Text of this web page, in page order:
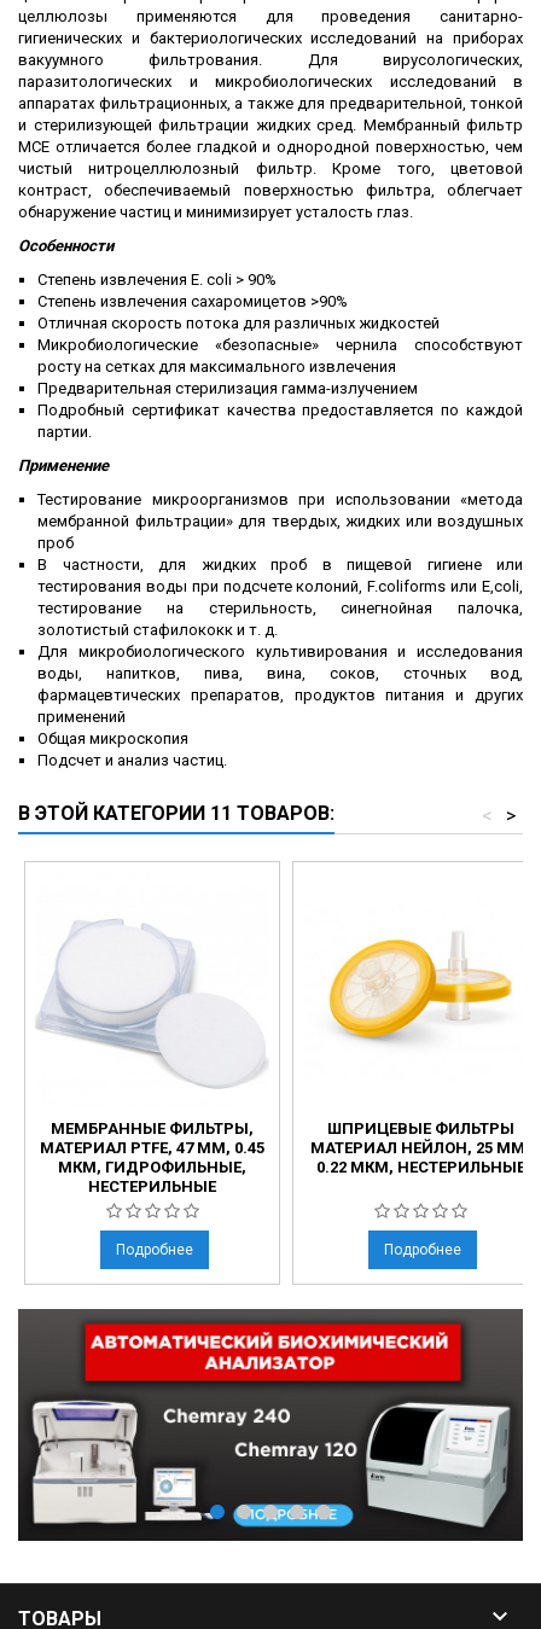
целлюлозы применяются для проведения санитарно-
гигиенических и бактериологических исследований на приборах
вакуумного фильтрования. Для вирусологических,
паразитологических и микробиологических исследований в
аппаратах фильтрационных, а также для предварительной, тонкой
и стерилизующей фильтрации жидких сред. Мембранный фильтр
MCE отличается более гладкой и однородной поверхностью, чем
чистый нитроцеллюлозный фильтр. Кроме того, цветовой
контраст, обеспечиваемый поверхностью фильтра, облегчает
обнаружение частиц и минимизирует усталость глаз.
Особенности
Степень извлечения E. coli > 90%
Степень извлечения сахаромицетов >90%
Отличная скорость потока для различных жидкостей
Микробиологические «безопасные» чернила способствуют
росту на сетках для максимального извлечения
Предварительная стерилизация гамма-излучением
Подробный сертификат качества предоставляется по каждой
партии.
Применение
Тестирование микроорганизмов при использовании «метода
мембранной фильтрации» для твердых, жидких или воздушных
проб
В частности, для жидких проб в пищевой гигиене или
тестирования воды при подсчете колоний, F.coliforms или E,coli,
тестирование на стерильность, синегнойная палочка,
золотистый стафилококк и т. д.
Для микробиологического культивирования и исследования
воды, напитков, пива, вина, соков, сточных вод,
фармацевтических препаратов, продуктов питания и других
применений
Общая микроскопия
Подсчет и анализ частиц.
В ЭТОЙ КАТЕГОРИИ 11 ТОВАРОВ: >
<
МЕМБРАННЫЕ ФИЛЬТРЫ,
МАТЕРИАЛ PTFE, 47 ММ, 0.45
МКМ, ГИДРОФИЛЬНЫЕ,
НЕСТЕРИЛЬНЫЕ
Подробнее
ШПРИЦЕВЫЕ ФИЛЬТРЫ
МАТЕРИАЛ НЕЙЛОН, 25 ММ,
0.22 МКМ, НЕСТЕРИЛЬНЫЕ
Подробнее
ТОВАРЫ 